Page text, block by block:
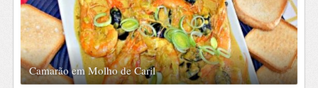
Camarão em Molho de Caril